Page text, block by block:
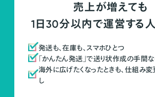
売上が増えても
1日30分以内で運営する
発送も、在庫も、スマホひとつ
「かんたん発送」で送り状作成の手間な
海外に広げたくなったときも、仕組み
し